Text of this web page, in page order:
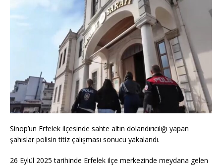
Sinop’un Erfelek ilçesinde sahte altın dolandırıcılığı yapan
şahıslar polisin titiz çalışması sonucu yakalandı.
26 Eylül 2025 tarihinde Erfelek ilçe merkezinde meydana gelen